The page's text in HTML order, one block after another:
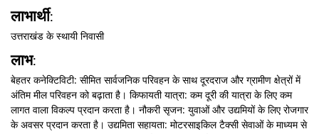
लाभार्थी:
उत्तराखंड के स्थायी निवासी
लाभ:
बेहतर कनेक्टिविटी: सीमित सार्वजनिक परिवहन के साथ दूरदराज और ग्रामीण क्षेत्रों में
अंतिम मील परिवहन को बढ़ाता है। किफायती यात्रा: कम दूरी की यात्रा के लिए कम
लागत वाला विकल्प प्रदान करता है। नौकरी सृजन: युवाओं और उद्यमियों के लिए रोजगार
के अवसर प्रदान करता है। उद्यमिता सहायता: मोटरसाइकिल टैक्सी सेवाओं के माध्यम से